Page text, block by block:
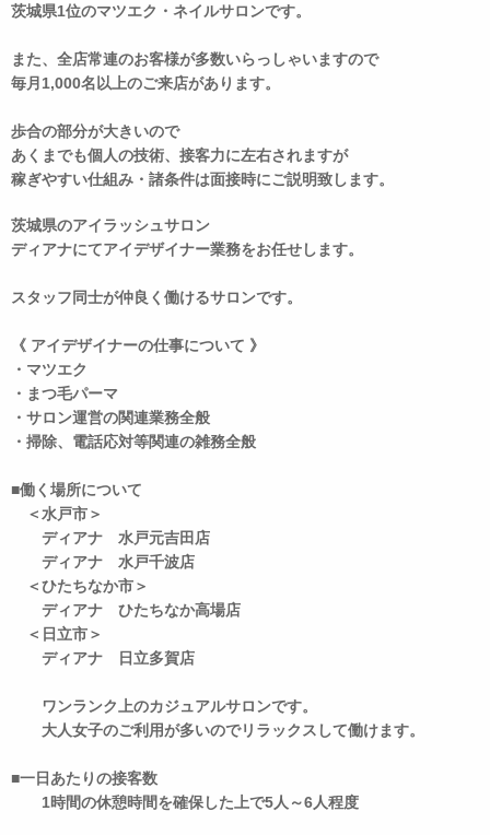
茨城県1位のマツエク・ネイルサロンです。
また、全店常連のお客様が多数いらっしゃいますので
毎月1,000名以上のご来店があります。
歩合の部分が大きいので
あくまでも個人の技術、接客力に左右されますが
稼ぎやすい仕組み・諸条件は面接時にご説明致します。
茨城県のアイラッシュサロン
ディアナにてアイデザイナー業務をお任せします。
スタッフ同士が仲良く働けるサロンです。
《 アイデザイナーの仕事について 》
・マツエク
・まつ毛パーマ
・サロン運営の関連業務全般
・掃除、電話応対等関連の雑務全般
■働く場所について
＜水戸市＞
ディアナ 水戸元吉田店
ディアナ 水戸千波店
＜ひたちなか市＞
ディアナ ひたちなか高場店
＜日立市＞
ディアナ 日立多賀店
ワンランク上のカジュアルサロンです。
大人女子のご利用が多いのでリラックスして働けます。
■一日あたりの接客数
1時間の休憩時間を確保した上で5人～6人程度